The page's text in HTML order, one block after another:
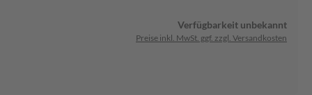
Verfügbarkeit unbekannt
Preise inkl. MwSt. ggf. zzgl. Versandkosten